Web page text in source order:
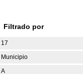
Filtrado por
17
Municipio
A